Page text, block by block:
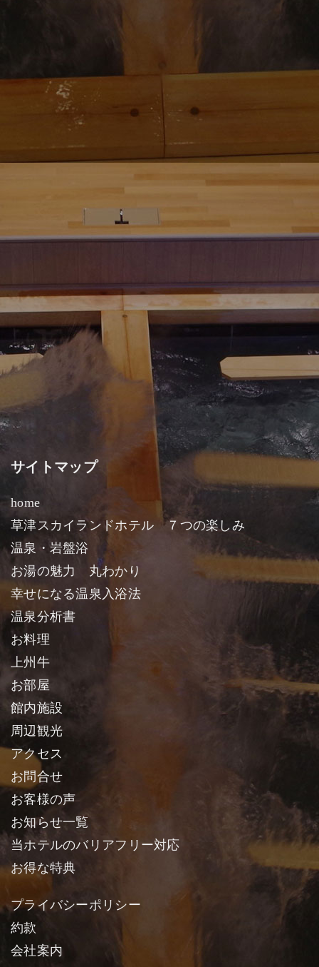
サイトマップ
home
草津スカイランドホテル ７つの楽しみ
温泉・岩盤浴
お湯の魅力 丸わかり
幸せになる温泉入浴法
温泉分析書
お料理
上州牛
お部屋
館内施設
周辺観光
アクセス
お問合せ
お客様の声
お知らせ一覧
当ホテルのバリアフリー対応
お得な特典
プライバシーポリシー
約款
会社案内